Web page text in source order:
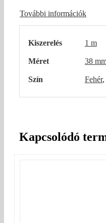
További információk
Kiszerelés 1 m
Méret 38
Szín Fehér,
Kapcsolódó